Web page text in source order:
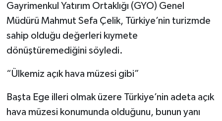
Gayrimenkul Yatırım Ortaklığı (GYO) Genel
Müdürü Mahmut Sefa Çelik, Türkiye’nin turizmde
sahip olduğu değerleri kıymete
dönüştüremediğini söyledi.
“Ülkemiz açık hava müzesi gibi”
Başta Ege illeri olmak üzere Türkiye’nin adeta açık
hava müzesi konumunda olduğunu, bunun yanı